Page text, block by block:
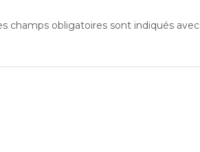
champs obligatoires sont indiqués avec